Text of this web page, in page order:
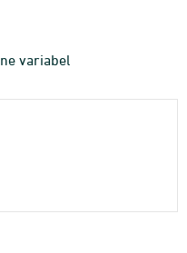
variabel